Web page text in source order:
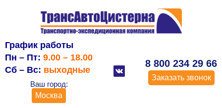
График работы
Пн – Пт: 9.00 – 18.00
Сб – Вс: выходные
Ваш город:
Москва
8 800 234 29 66
Заказать звонок